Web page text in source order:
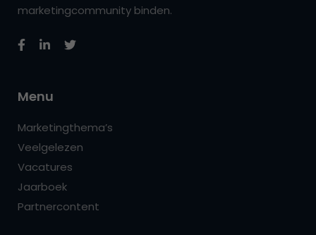
marketingcommunity binden.
Menu
Marketingthema’s
Veelgelezen
Vacatures
Jaarboek
Partnercontent